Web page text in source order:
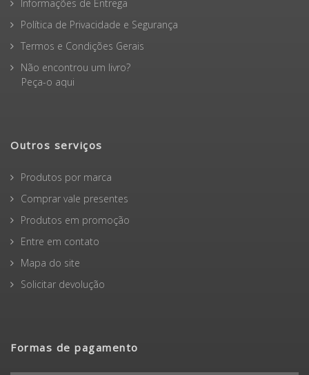
Informações de Entrega
Política de Privacidade e Segurança
Termos e Condições Gerais
Não encontrou um livro?
Peça-o aqui
Outros serviços
Produtos por marca
Comprar vale presentes
Produtos em promoção
Entre em contato
Mapa do site
Solicitar devolução
Formas de pagamento